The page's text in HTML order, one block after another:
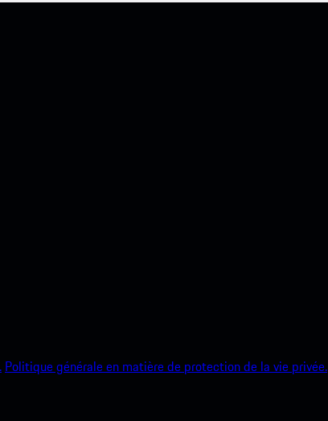
Politique générale en matière de protection de la vie privée.